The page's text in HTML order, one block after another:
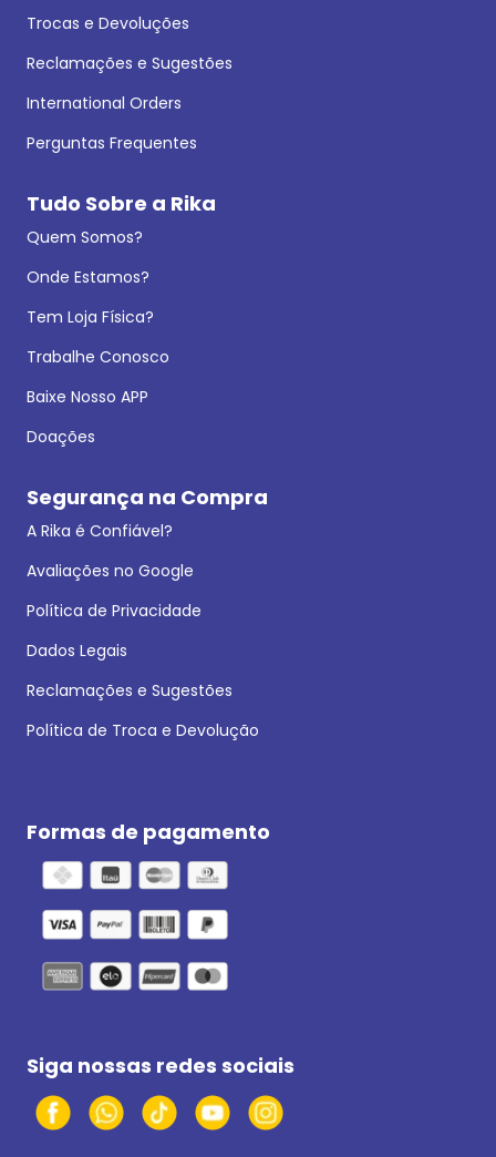
Trocas e Devoluções
Reclamações e Sugestões
International Orders
Perguntas Frequentes
Tudo Sobre a Rika
Quem Somos?
Onde Estamos?
Tem Loja Física?
Trabalhe Conosco
Baixe Nosso APP
Doações
Segurança na Compra
A Rika é Confiável?
Avaliações no Google
Política de Privacidade
Dados Legais
Reclamações e Sugestões
Política de Troca e Devolução
Formas de pagamento
Siga nossas redes sociais